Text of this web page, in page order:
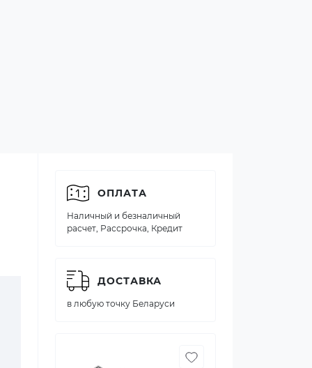
ОПЛАТА
Наличный и безналичный
расчет, Рассрочка, Кредит
ДОСТАВКА
в любую точку Беларуси